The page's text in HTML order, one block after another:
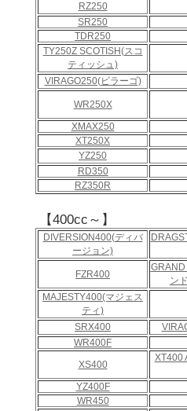
RZ250
SR250
TDR250
TY250Z SCOTISH(スコ
ティッシュ)
VIRAGO250(ビラーゴ)
WR250X
XMAX250
XT250X
YZ250
RD350
RZ350R
【400cc～】
DIVERSION400(ディバ
ージョン)
FZR400
ン
MAJESTY400(マジェス
ティ)
SRX400
WR400F
XS400
XT400
YZ400F
WR450